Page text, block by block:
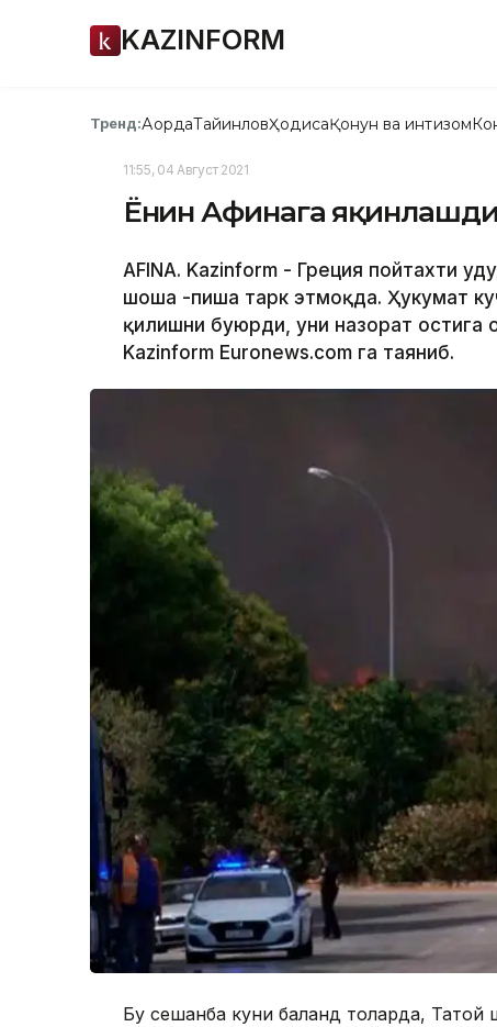
KAZINFORM
Тренд:АқордаТайинловҲодисаҚонун ва интизом
11:55, 04 Август 2021
Ёнғин Афинага яқинлашди
AFINA. Kazinform - Греция пойтахти
шоша -пиша тарк этмоқда. Ҳукумат
қилишни буюрди, уни назорат
Kazinform Euronews.com га таяниб.
Бу сешанба куни баланд тоғларда,